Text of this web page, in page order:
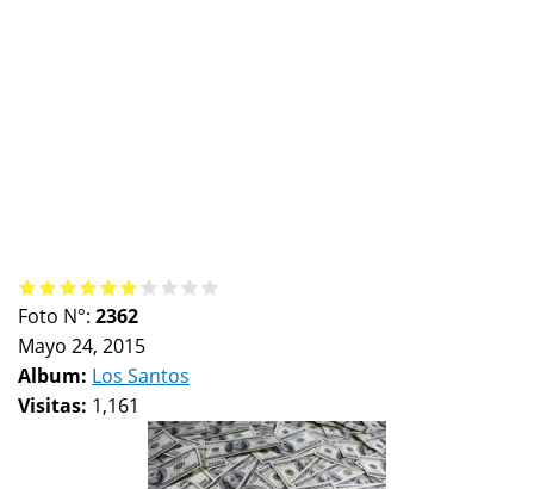
Foto N°: 2362
Mayo 24, 2015
Album: Los Santos
Visitas: 1,161